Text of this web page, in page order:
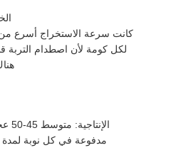
لكل كومة لأن اصطدام التربة
مدفوعة في كل نوبة لمدة 8 ساعات